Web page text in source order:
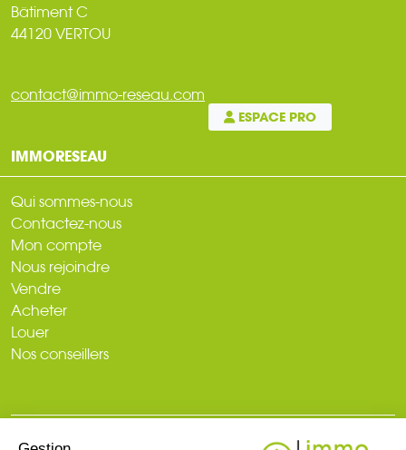
Bâtiment C
44120 VERTOU
contact@immo-reseau.com
ESPACE PRO
IMMORESEAU
Qui sommes-nous
Contactez-nous
Mon compte
Nous rejoindre
Vendre
Acheter
Louer
Nos conseillers